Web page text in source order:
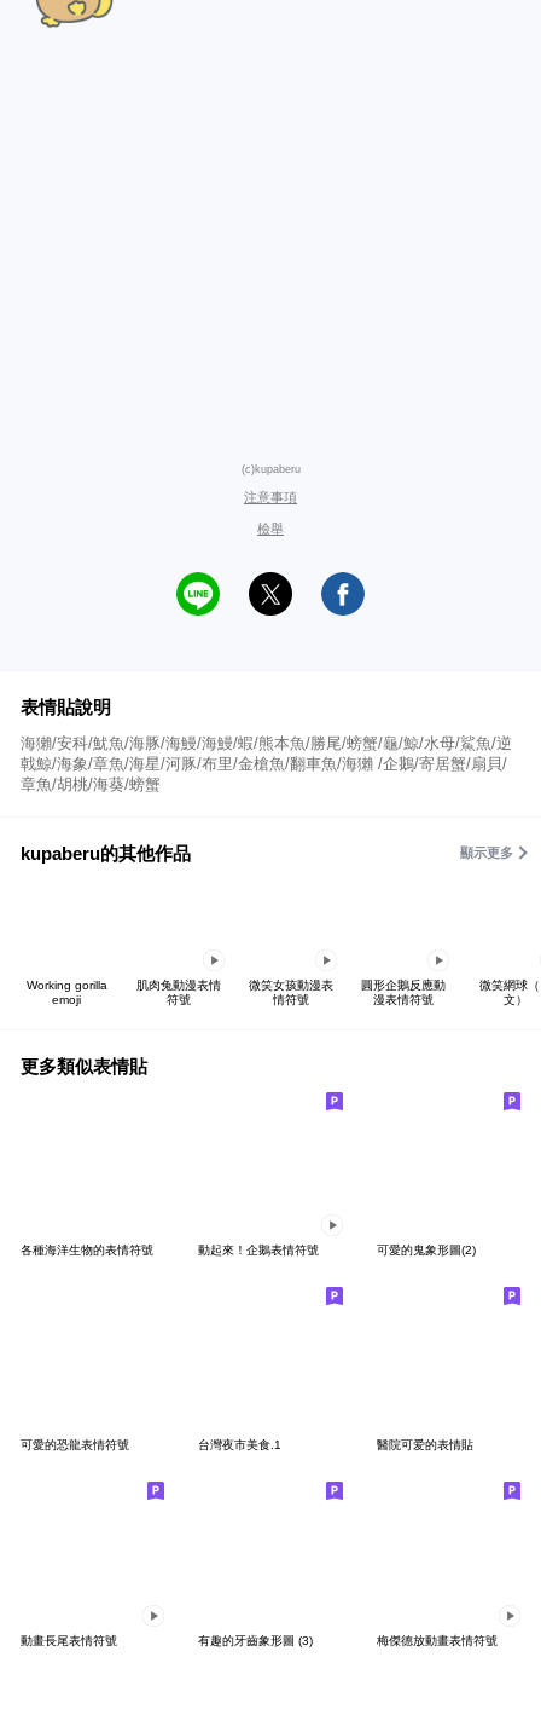
(c)kupaberu
注意事項
檢舉
表情貼說明
海獺/安科/魷魚/海豚/海鰻/海鰻/蝦/熊本魚/勝尾/螃蟹/龜/鯨/水母/鯊魚/逆
戟鯨/海象/章魚/海星/河豚/布里/金槍魚/翻車魚/海獺 /企鵝/寄居蟹/扇貝/
章魚/胡桃/海葵/螃蟹
kupaberu的其他作品 顯示更多
Working gorilla
emoji
肌肉兔動漫表情
符號
微笑女孩動漫表
情符號
圓形企鵝反應動
漫表情符號
微笑網球
文）
更多類似表情貼
各種海洋生物的表情符號 動起來！企鵝表情符號 可愛的鬼象形圖(2)
可愛的恐龍表情符號 台灣夜市美食.1 醫院可爱的表情貼
動畫長尾表情符號 有趣的牙齒象形圖 (3) 梅傑德放動畫表情符號